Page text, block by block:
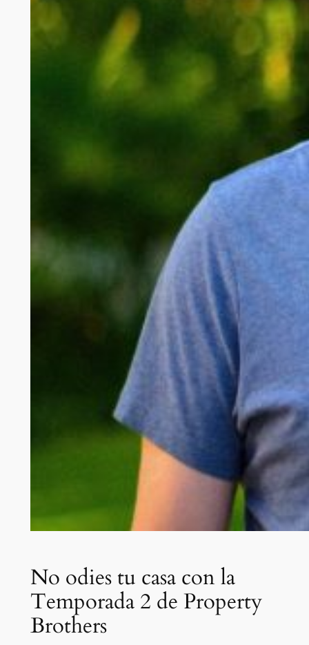
No odies tu casa con la
Temporada 2 de Property
Brothers